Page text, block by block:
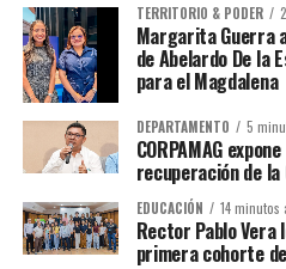
TERRITORIO & PODER
Margarita Guerra
de Abelardo De la
para el Magdalena
DEPARTAMENTO 5
CORPAMAG
recuperación de la
EDUCACIÓN 14 minutos
Rector Pablo Vera
primera cohorte